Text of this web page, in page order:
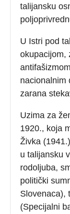
talijansku
U Istri pod
okupacijom,
nacionalnim
zarana
Uzima za
1920., koja
Živka
u talijansku
rodoljuba,
politički
Slovenaca),
(Specijalni